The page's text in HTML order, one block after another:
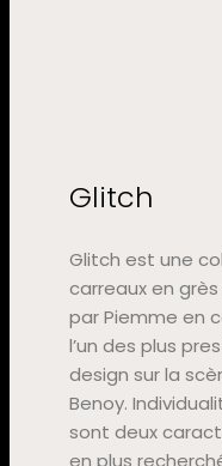
Glitch
Glitch est une
carreaux en
par Piemme en
l’un des plus
design sur la
Benoy.
sont deux
en plus